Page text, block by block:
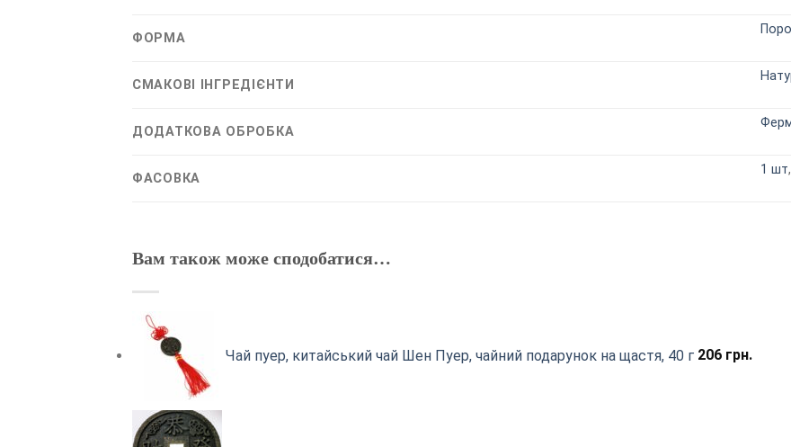
ФОРМА
СМАКОВІ ІНГРЕДІЄНТИ
ДОДАТКОВА ОБРОБКА
ФАСОВКА
1 шт
Вам також може сподобатися…
Чай пуер, китайський чай Шен Пуер, чайний подарунок на щастя, 40 г 206 грн.